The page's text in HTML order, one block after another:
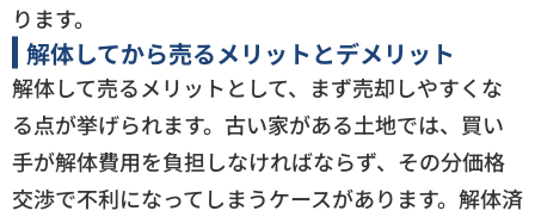
ります。
解体してから売るメリットとデメリット
解体して売るメリットとして、まず売却しやすくな
る点が挙げられます。古い家がある土地では、買い
手が解体費用を負担しなければならず、その分価格
交渉で不利になってしまうケースがあります。解体済